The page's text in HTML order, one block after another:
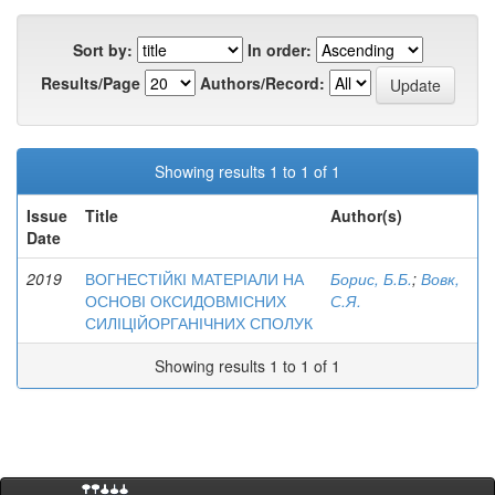
Sort by:
In order:
Results/Page
Authors/Record:
Showing results 1 to 1 of 1
Issue
Date
Title Author(s)
2019
ВОГНЕСТІЙКІ МАТЕРІАЛИ НА
ОСНОВІ ОКСИДОВМІСНИХ
СИЛІЦІЙОРГАНІЧНИХ СПОЛУК
Борис, Б.Б.; Вовк,
С.Я.
Showing results 1 to 1 of 1